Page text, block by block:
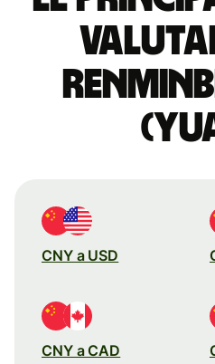
CNY a USD
CNY a CAD